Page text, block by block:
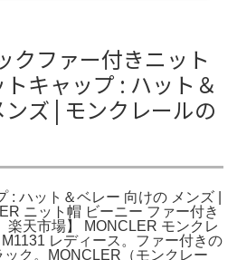
クファー付きニット
キャップ : ハット＆
ズ | モンクレールの
: ハット＆ベレー 向けの メンズ |
ニット帽 ビーニー ファー付き
楽天市場】 MONCLER モンクレ
レディース。ファー付きの
ク。MONCLER（モンクレー